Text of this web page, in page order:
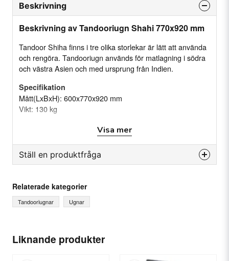
Liknande produkter
Beskrivning
Beskrivning av Tandooriugn Shahi 770x920 mm
Tandoor Shiha finns i tre olika storlekar är lätt att använda
och rengöra. Tandooriugn används för matlagning i södra
och västra Asien och med ursprung från Indien.
Specifikation
Mått(LxBxH): 600x770x920 mm
Vikt: 130 kg
Visa mer
Ställ en produktfråga
Fråga oss något om denna produkten...
Ditt namn
Relaterade kategorier
Tandooriugnar Ugnar